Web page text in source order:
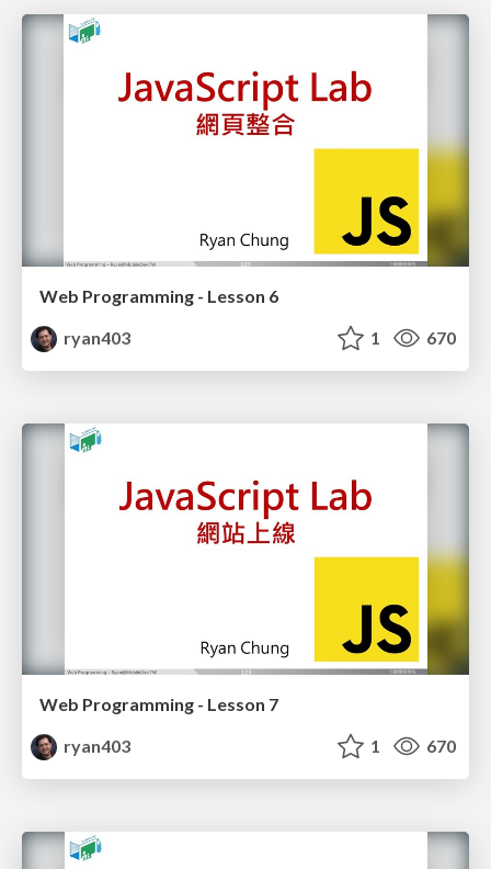
Web Programming - Lesson 6
ryan403
1 670
Web Programming - Lesson 7
ryan403
1 670